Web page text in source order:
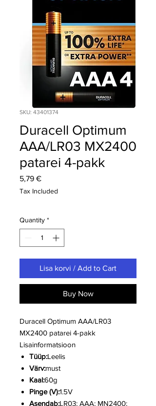
SKU: 43401374
Duracell Optimum
AAA/LR03 MX2400
patarei 4-pakk
5,79 €Price
Tax Included
Quantity *
Lisa korvi / Add to Cart
Buy Now
Duracell Optimum AAA/LR03
MX2400 patarei 4-pakk
Lisainformatsioon
Tüüp:Leelis
Värv:must
Kaal:60g
Pinge (V):1.5V
Asendab:LR03; AAA; MN2400;